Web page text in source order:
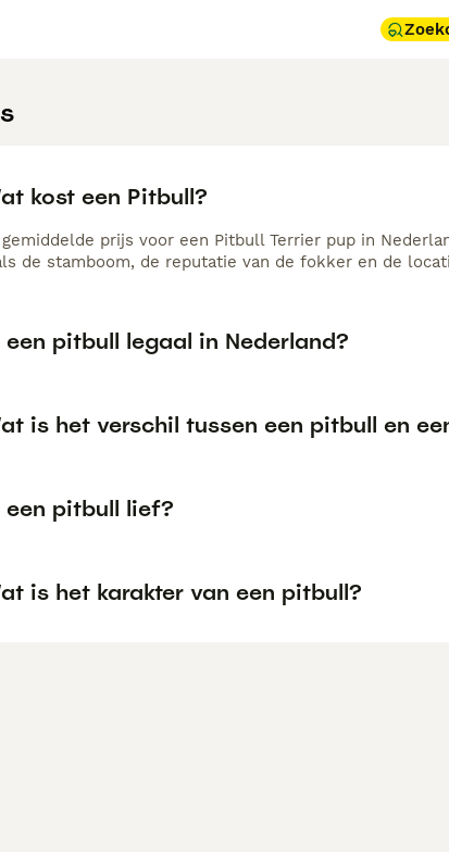
kost een Pitbull?
gemiddelde prijs voor een Pitbull Terrier pup in
de stamboom, de reputatie van de fokker en de
een pitbull legaal in Nederland?
is het verschil tussen een pitbull en
een pitbull lief?
is het karakter van een pitbull?